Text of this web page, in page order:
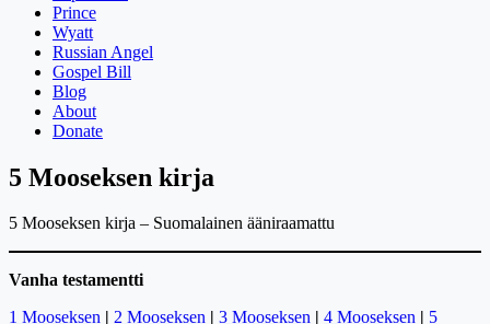
Prince
Wyatt
Russian Angel
Gospel Bill
Blog
About
Donate
5 Mooseksen kirja
5 Mooseksen kirja – Suomalainen ääniraamattu
Vanha testamentti
1 Mooseksen | 2 Mooseksen | 3 Mooseksen | 4 Mooseksen | 5